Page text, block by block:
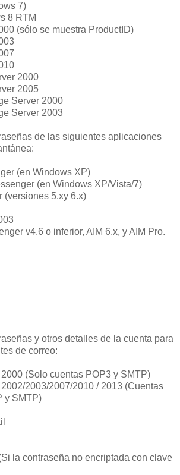
7)
8 RTM
(sólo se muestra ProductID)
2000
2005
Server 2000
Server 2003
de las siguientes aplicaciones
(en Windows XP)
(en Windows XP/Vista/7)
(versiones 5.xy 6.x)
v4.6 o inferior, AIM 6.x, y AIM Pro.
y otros detalles de la cuenta para
de correo:
(Solo cuentas POP3 y SMTP)
2003/2007/2010 / 2013 (Cuentas
y SMTP)
la contraseña no encriptada con clave